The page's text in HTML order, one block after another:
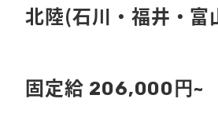
北陸(石川・福井・富
固定給 206,000円~